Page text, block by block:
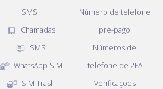
SMS
Chamadas
SMS
WhatsApp SIM
SIM Trash
Número de telefone
pré-pago
Números de
telefone de 2FA
Verificações